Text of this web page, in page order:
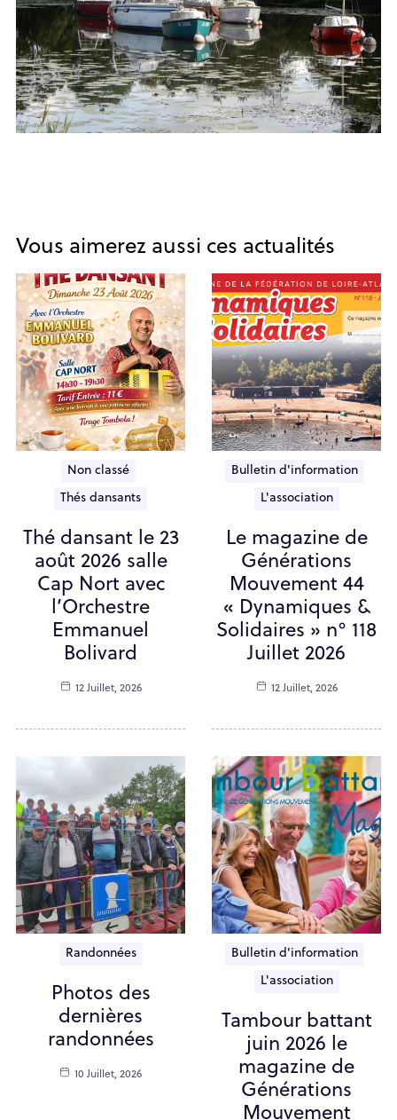
Vous aimerez aussi ces actualités
Non classé
Thés dansants
Thé dansant le 23
août 2026 salle
Cap Nort avec
l’Orchestre
Emmanuel
Bolivard
12 Juillet, 2026
Bulletin d'information
L'association
Le magazine de
Générations
Mouvement 44
« Dynamiques &
Solidaires » n° 118
Juillet 2026
12 Juillet, 2026
Randonnées
Photos des
dernières
randonnées
10 Juillet, 2026
Bulletin d'information
L'association
Tambour battant
juin 2026 le
magazine de
Générations
Mouvement